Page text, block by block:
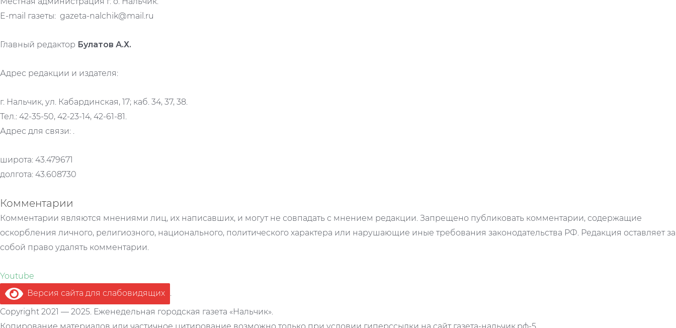
E-mail газеты: gazeta-nalchik@mail.ru
Главный редактор Булатов А.Х.
Адрес редакции и издателя:
г. Нальчик, ул. Кабардинская, 17; каб. 34, 37, 38.
Тел.: 42-35-50, 42-23-14, 42-61-81.
Адрес для связи: .
широта: 43.479671
долгота: 43.608730
Комментарии
Комментарии являются мнениями лиц, их написавших, и могут не совпадать с мнением редакции. Запрещено публиковать комментарии, содержащие
оскорбления личного, религиозного, национального, политического характера или нарушающие иные требования законодательства РФ. Редакция оставляет за
собой право удалять комментарии.
Youtube
Версия сайта для слабовидящих .
Copyright 2021 — 2025. Еженедельная городская газета «Нальчик».